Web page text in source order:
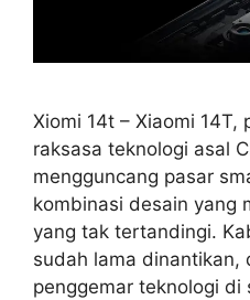
Xiomi 14t – Xiaomi
raksasa teknologi asal
mengguncang pasar
kombinasi desain yang
yang tak tertandingi.
sudah lama dinantikan,
penggemar teknologi